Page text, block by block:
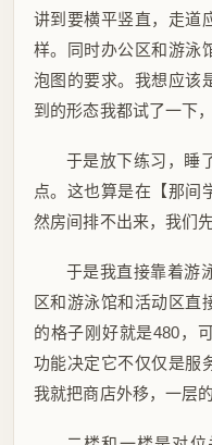
讲到要横平竖直，走道
样。同时办公区和游泳
泡图的要求。我想应该
到的形态我都试了一下
于是放下练习，睡
点。这也算是在【那间
然房间排不出来，我们
于是我直接靠着游
区和游泳馆和活动区直
的格子刚好就是480，
功能决定它不仅仅是服
我就把商店外移，一层